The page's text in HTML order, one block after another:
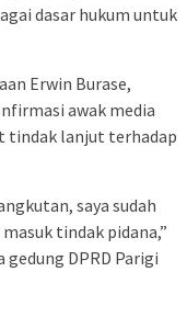
dasar hukum untuk
Erwin Burase,
awak media
tindak lanjut terhadap
saya sudah
tindak pidana,”
DPRD Parigi